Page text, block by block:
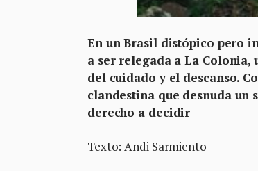
En un Brasil distópico pero
a ser relegada a La
del cuidado y el descanso.
clandestina que desnuda un
derecho a decidir
Texto: Andi Sarmiento